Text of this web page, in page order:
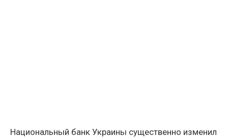
Национальный банк Украины существенно изменил